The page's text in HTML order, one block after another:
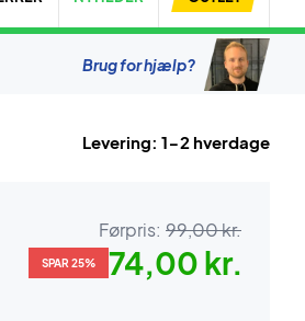
Brug for hjælp?
Levering: 1-2 hverdage
Førpris: 99,00 kr.
SPAR 25% 74,00 kr.